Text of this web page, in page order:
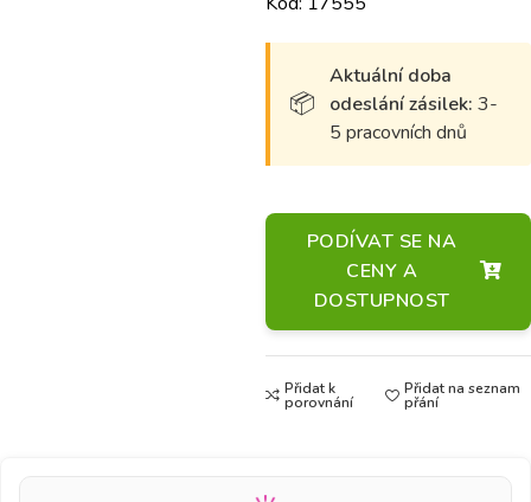
Aktuální doba
odeslání zásilek: 3-
5 pracovních dnů
PODÍVAT SE NA
CENY A
DOSTUPNOST
Přidat k
porovnání
Přidat na seznam
přání